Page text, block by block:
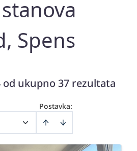
Spens
od ukupno 37 rezultata
Postavka: